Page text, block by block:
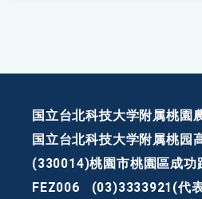
国立台北科技大学附属桃園
国立台北科技大学附属桃园
(330014)桃園市桃園區成功
FEZ006
(03)3333921(代